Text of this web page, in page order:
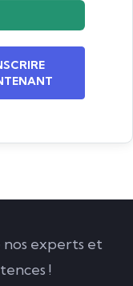
experts et
!